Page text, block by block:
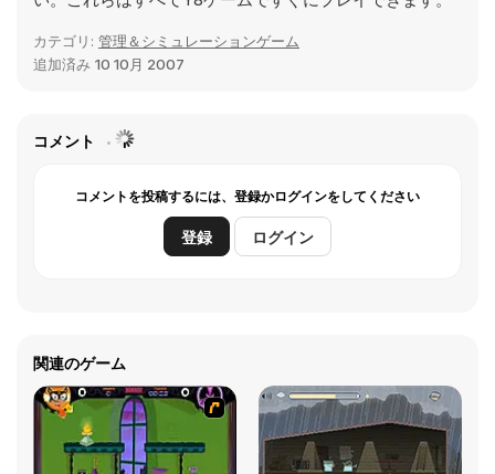
カテゴリ: 管理＆シミュレーションゲーム
追加済み 10 10月 2007
コメント
コメントを投稿するには、登録かログインをしてください
登録 ログイン
関連のゲーム